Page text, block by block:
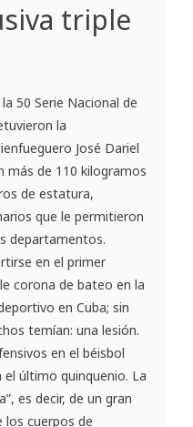
triple
50 Serie Nacional de
la
José Dariel
más de 110 kilogramos
de estatura,
que le permitieron
departamentos.
en el primer
corona de bateo en la
en Cuba; sin
temían: una lesión.
en el béisbol
último quinquenio. La
es decir, de un gran
cuerpos de